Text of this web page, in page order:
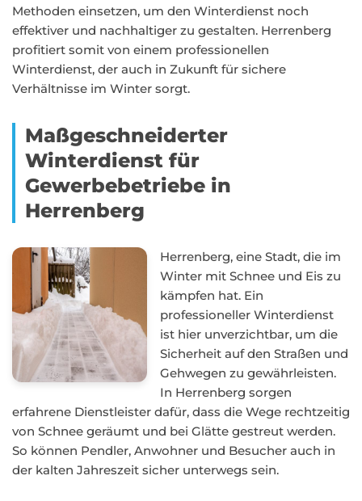
Methoden einsetzen, um den Winterdienst noch
effektiver und nachhaltiger zu gestalten. Herrenberg
profitiert somit von einem professionellen
Winterdienst, der auch in Zukunft für sichere
Verhältnisse im Winter sorgt.
Maßgeschneiderter
Winterdienst für
Gewerbebetriebe in
Herrenberg
Herrenberg, eine Stadt, die im
Winter mit Schnee und Eis zu
kämpfen hat. Ein
professioneller Winterdienst
ist hier unverzichtbar, um die
Sicherheit auf den Straßen und
Gehwegen zu gewährleisten.
In Herrenberg sorgen
erfahrene Dienstleister dafür, dass die Wege rechtzeitig
von Schnee geräumt und bei Glätte gestreut werden.
So können Pendler, Anwohner und Besucher auch in
der kalten Jahreszeit sicher unterwegs sein.